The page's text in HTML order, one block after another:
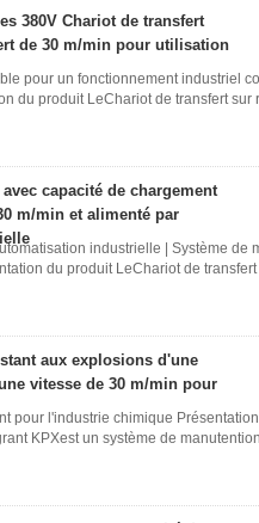
380V Chariot de transfert
de 30 m/min pour utilisation
pour un fonctionnement industriel
du produit LeChariot de transfert sur
capacité de chargement
m/min et alimenté par
industrielle | Système de
du produit LeChariot de
aux explosions d'une
vitesse de 30 m/min pour
pour l'industrie chimique
KPXest un système de